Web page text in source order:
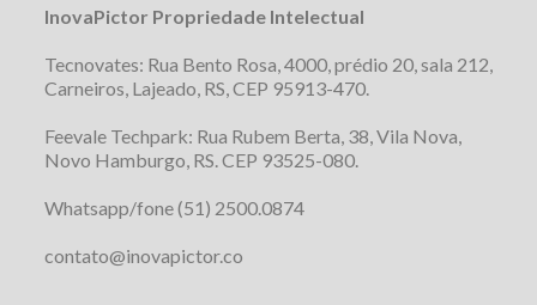
InovaPictor Propriedade Intelectual
Tecnovates: Rua Bento Rosa, 4000, prédio 20, sala 212,
Carneiros, Lajeado, RS, CEP 95913-470.
Feevale Techpark: Rua Rubem Berta, 38, Vila Nova,
Novo Hamburgo, RS. CEP 93525-080.
Whatsapp/fone (51) 2500.0874
contato@inovapictor.co